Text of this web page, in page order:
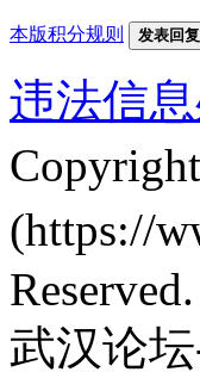
本版积分规则 发表回复
违法信
(https://
Reserved.
武汉论